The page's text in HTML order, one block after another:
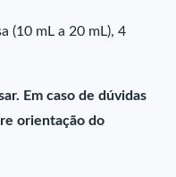
(10 mL a 20 mL), 4
Em caso de dúvidas
orientação do